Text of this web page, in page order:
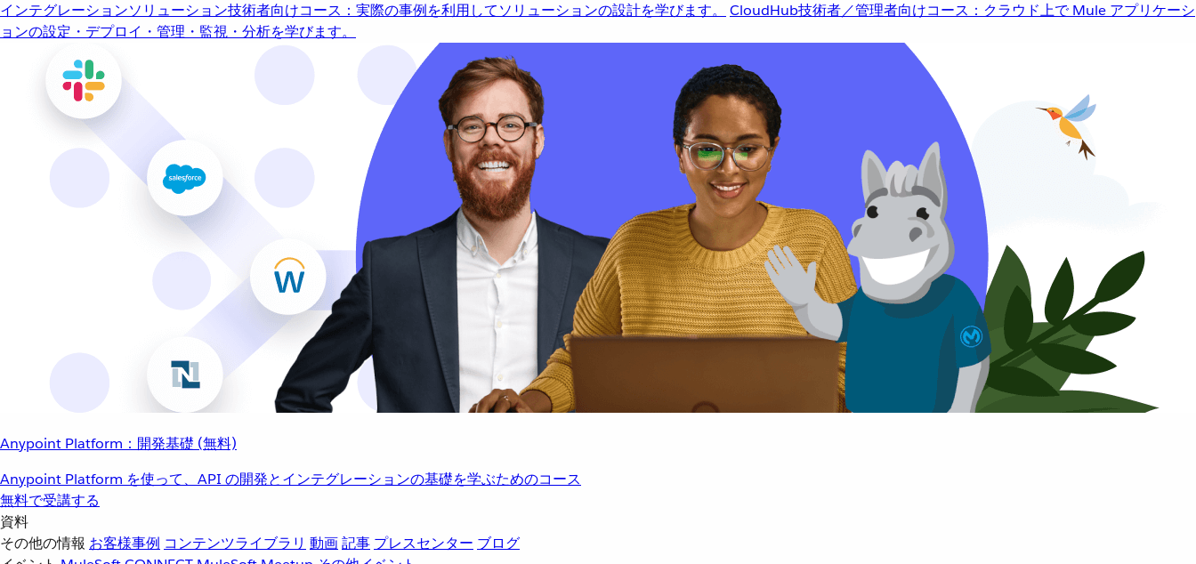
インテグレーションソリューション技術者向けコース：実際の事例を利用してソリューションの設計を学びます。 CloudHub技術者／管理者向けコース：クラウド上で Mule アプリケーシ
ョンの設定・デプロイ・管理・監視・分析を学びます。
Anypoint Platform：開発基礎 (無料)
Anypoint Platform を使って、API の開発とインテグレーションの基礎を学ぶためのコース
無料で受講する
資料
その他の情報 お客様事例 コンテンツライブラリ 動画記事 プレスセンター ブログ